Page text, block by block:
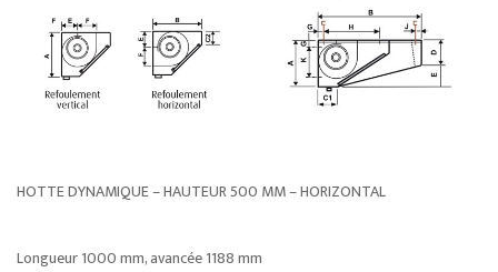
HOTTE DYNAMIQUE – HAUTEUR 500 MM – HORIZONTAL
Longueur 1000 mm, avancée 1188 mm